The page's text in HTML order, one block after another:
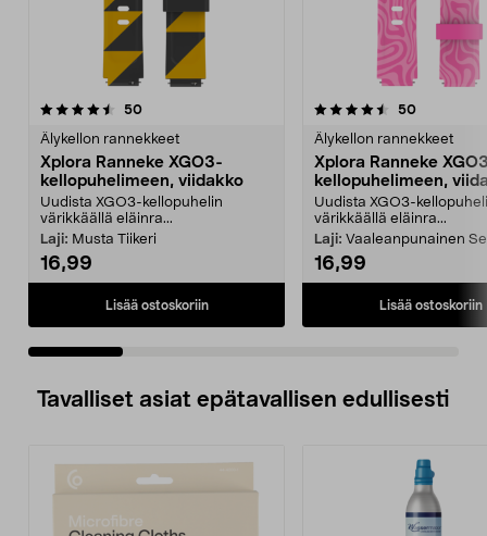
50arvostelut
Älykellon rannekkeet
Xplora Ranneke XGO3-
kellopuhelimeen, viidakko
Uudista XGO3-kellopuhelin
värikkäällä eläinra...
Laji: Musta Tiikeri
16,99
Lisää ostoskoriin
4.5 viidestä
50arvostelut
Älykellon rannekkeet
Xplora Ranneke
kellopuhelimeen,
Uudista XGO3-
värikkäällä eläinra...
Laji: Vaaleanpunainen
16,99
Lisää ostoskoriin
4.5 viidestä
Tavalliset asiat epätavallisen edullisesti